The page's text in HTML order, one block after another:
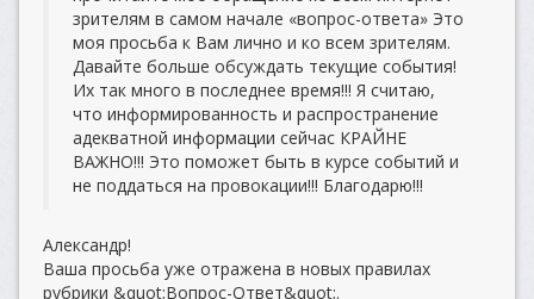
зрителям в самом начале «вопрос-ответа» Это
моя просьба к Вам лично и ко всем зрителям.
Давайте больше обсуждать текущие события!
Их так много в последнее время!!! Я считаю,
что информированность и распространение
адекватной информации сейчас КРАЙНЕ
ВАЖНО!!! Это поможет быть в курсе событий и
не поддаться на провокации!!! Благодарю!!!
Александр!
Ваша просьба уже отражена в новых правилах
рубрики &quot;Вопрос-Ответ&quot;.